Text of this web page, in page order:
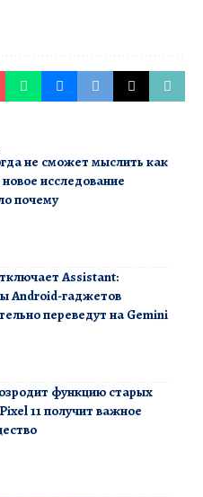
не сможет мыслить как
исследование
почему
Assistant:
Android-гаджетов
переведут на Gemini
функцию старых
11 получит важное